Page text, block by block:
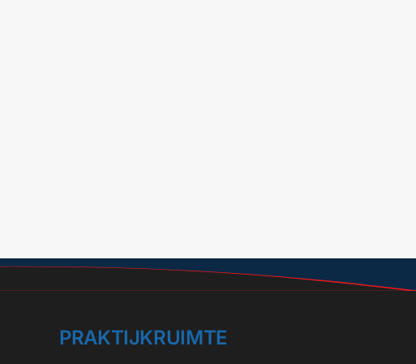
PRAKTIJKRUIMTE